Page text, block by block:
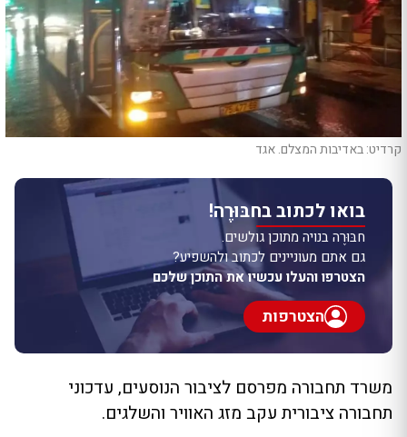
קרדיט: באדיבות המצלם. אגד
בואו לכתוב בחבּוּרֶה!
חבּוּרֶה בנויה מתוכן גולשים.
גם אתם מעוניינים לכתוב ולהשפיע?
הצטרפו והעלו עכשיו את התוכן שלכם
הצטרפות
משרד תחבורה מפרסם לציבור הנוסעים, עדכוני
תחבורה ציבורית עקב מזג האוויר והשלגים.